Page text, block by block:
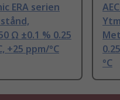
ERA serien
Ω ±0.1 % 0.25
+25 ppm/°C
°C